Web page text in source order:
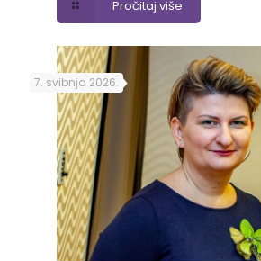
Pročitaj više
7. svibnja 2026.